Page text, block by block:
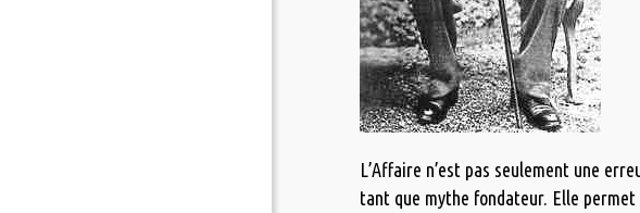
L’Affaire n’est pas seulement une
tant que mythe fondateur. Elle